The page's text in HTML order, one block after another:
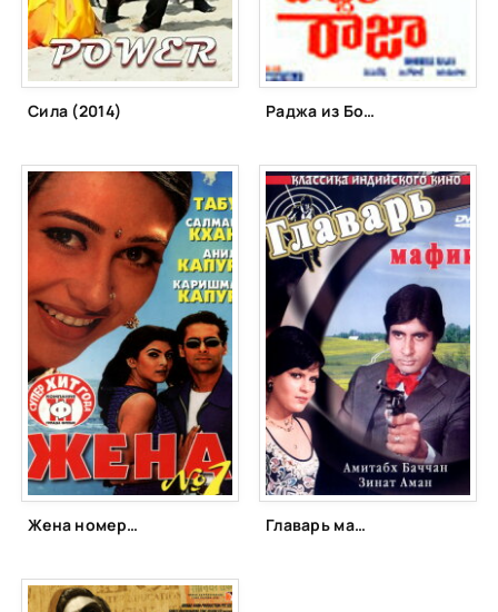
Сила (2014) Раджа из Боббили (1990)
Жена номер один (1999) Главарь мафии (1978)